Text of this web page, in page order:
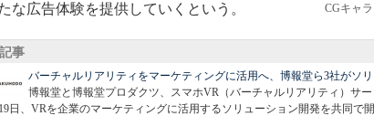
CGキャ
な広告体験を提供していくという。
事
バーチャルリアリティをマーケティングに活用へ、博報堂ら3社がソ
博報堂と博報堂プロダクツ、スマホVR（バーチャルリアリティ）サ
日、VRを企業のマーケティングに活用するソリューション開発を共同で